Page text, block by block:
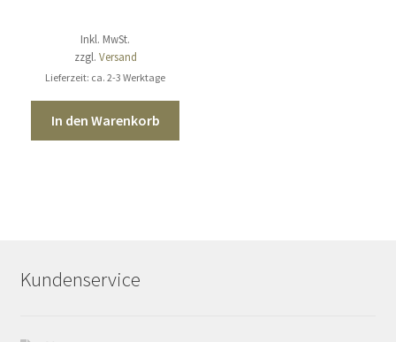
Inkl. MwSt.
zzgl. Versand
Lieferzeit: ca. 2-3 Werktage
In den Warenkorb
Kundenservice